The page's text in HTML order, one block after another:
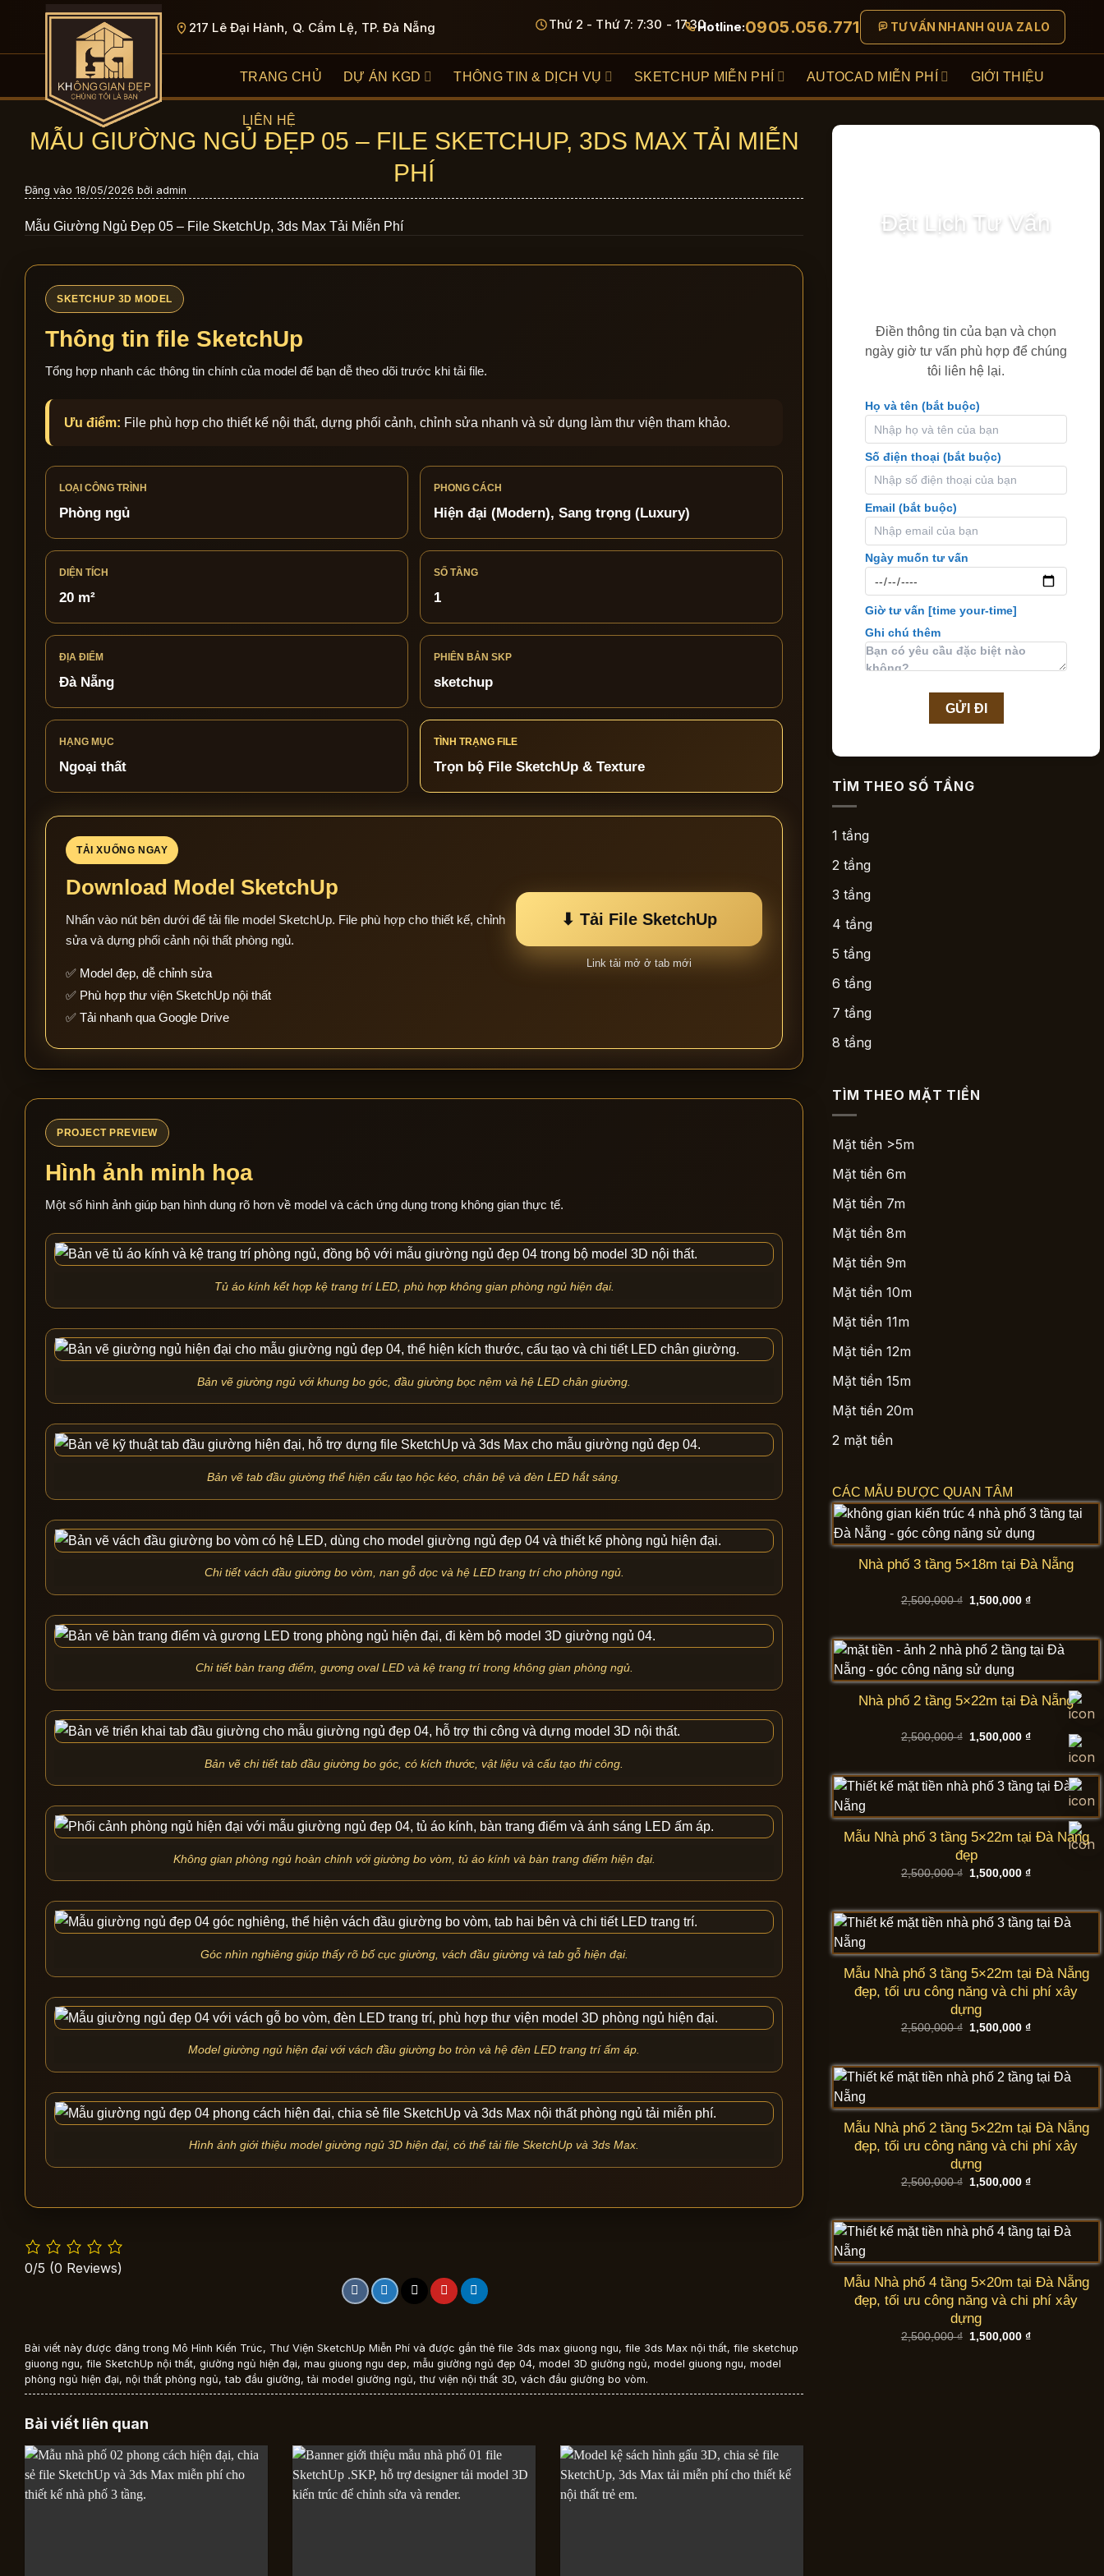
217 Lê Đại Hành, Q. Cẩm Lệ, TP. Đà Nẵng Thứ 2 - Thứ 7: 7:30 - 17:30Hotline:0905.056.771 TƯ VẤN NHANH QUA ZALO
TRANG CHỦ DỰ ÁN KGD THÔNG TIN & DỊCH VỤ SKETCHUP MIỄN PHÍ AUTOCAD MIỄN PHÍ GIỚI THIỆU
LIÊN HỆ
MẪU GIƯỜNG NGỦ ĐẸP 05 – FILE SKETCHUP, 3DS MAX TẢI MIỄN
PHÍ
Đăng vào 18/05/2026 bởi admin
Mẫu Giường Ngủ Đẹp 05 – File SketchUp, 3ds Max Tải Miễn Phí
SKETCHUP 3D MODEL
Thông tin file SketchUp
Tổng hợp nhanh các thông tin chính của model để bạn dễ theo dõi trước khi tải file.
Ưu điểm: File phù hợp cho thiết kế nội thất, dựng phối cảnh, chỉnh sửa nhanh và sử dụng làm thư viện tham khảo.
LOẠI CÔNG TRÌNH
Phòng ngủ
PHONG CÁCH
Hiện đại (Modern), Sang trọng (Luxury)
DIỆN TÍCH
20 m²
SỐ TẦNG
1
ĐỊA ĐIỂM
Đà Nẵng
PHIÊN BẢN SKP
sketchup
HẠNG MỤC
Ngoại thất
TÌNH TRẠNG FILE
Trọn bộ File SketchUp & Texture
TẢI XUỐNG NGAY
Download Model SketchUp
Nhấn vào nút bên dưới để tải file model SketchUp. File phù hợp cho thiết kế, chỉnh
sửa và dựng phối cảnh nội thất phòng ngủ.
✅ Model đẹp, dễ chỉnh sửa
✅ Phù hợp thư viện SketchUp nội thất
✅ Tải nhanh qua Google Drive
⬇ Tải File SketchUp
Link tải mở ở tab mới
PROJECT PREVIEW
Hình ảnh minh họa
Một số hình ảnh giúp bạn hình dung rõ hơn về model và cách ứng dụng trong không gian thực tế.
Tủ áo kính kết hợp kệ trang trí LED, phù hợp không gian phòng ngủ hiện đại.
Bản vẽ giường ngủ với khung bo góc, đầu giường bọc nệm và hệ LED chân giường.
Bản vẽ tab đầu giường thể hiện cấu tạo hộc kéo, chân bệ và đèn LED hắt sáng.
Chi tiết vách đầu giường bo vòm, nan gỗ dọc và hệ LED trang trí cho phòng ngủ.
Chi tiết bàn trang điểm, gương oval LED và kệ trang trí trong không gian phòng ngủ.
Bản vẽ chi tiết tab đầu giường bo góc, có kích thước, vật liệu và cấu tạo thi công.
Không gian phòng ngủ hoàn chỉnh với giường bo vòm, tủ áo kính và bàn trang điểm hiện đại.
Góc nhìn nghiêng giúp thấy rõ bố cục giường, vách đầu giường và tab gỗ hiện đại.
Model giường ngủ hiện đại với vách đầu giường bo tròn và hệ đèn LED trang trí ấm áp.
Hình ảnh giới thiệu model giường ngủ 3D hiện đại, có thể tải file SketchUp và 3ds Max.
0/5 (0 Reviews)
Bài viết này được đăng trong Mô Hình Kiến Trúc, Thư Viện SketchUp Miễn Phí và được gắn thẻ file 3ds max giuong ngu, file 3ds Max nội thất, file sketchup
giuong ngu, file SketchUp nội thất, giường ngủ hiện đại, mau giuong ngu dep, mẫu giường ngủ đẹp 04, model 3D giường ngủ, model giuong ngu, model
phòng ngủ hiện đại, nội thất phòng ngủ,tab đầu giường,tải model giường ngủ,thư viện nội thất 3D, vách đầu giường bo vòm.
Bài viết liên quan
Đặt Lịch Tư Vấn
Điền thông tin của bạn và chọn
ngày giờ tư vấn phù hợp để chúng
tôi liên hệ lại.
Họ và tên (bắt buộc)
Số điện thoại (bắt buộc)
Email (bắt buộc)
Ngày muốn tư vấn
Giờ tư vấn [time your-time]
Ghi chú thêm
TÌM THEO SỐ TẦNG
1 tầng
2 tầng
3 tầng
4 tầng
5 tầng
6 tầng
7 tầng
8 tầng
TÌM THEO MẶT TIỀN
Mặt tiền >5m
Mặt tiền 6m
Mặt tiền 7m
Mặt tiền 8m
Mặt tiền 9m
Mặt tiền 10m
Mặt tiền 11m
Mặt tiền 12m
Mặt tiền 15m
Mặt tiền 20m
2 mặt tiền
CÁC MẪU ĐƯỢC QUAN TÂM
Nhà phố 3 tầng 5×18m tại Đà Nẵng
2,500,000₫ Giá
2,500,000 ₫.
1,500,000₫Giá
là:
1,500,000 ₫.
Nhà phố 2 tầng 5×22m tại Đà Nẵng
2,500,000₫ Giá
2,500,000 ₫.
1,500,000₫Giá
là:
1,500,000 ₫.
Mẫu Nhà phố 3 tầng 5×22m tại Đà Nẵng
đẹp
2,500,000₫ Giá
2,500,000 ₫.
1,500,000₫Giá
là:
1,500,000 ₫.
Mẫu Nhà phố 3 tầng 5×22m tại Đà Nẵng
đẹp, tối ưu công năng và chi phí xây
dựng
2,500,000₫ Giá
2,500,000 ₫.
1,500,000₫Giá
là:
1,500,000 ₫.
Mẫu Nhà phố 2 tầng 5×22m tại Đà Nẵng
đẹp, tối ưu công năng và chi phí xây
dựng
2,500,000₫ Giá
2,500,000 ₫.
1,500,000₫Giá
là:
1,500,000 ₫.
Mẫu Nhà phố 4 tầng 5×20m tại Đà Nẵng
đẹp, tối ưu công năng và chi phí xây
dựng
2,500,000₫ Giá
1,500,000₫Giá